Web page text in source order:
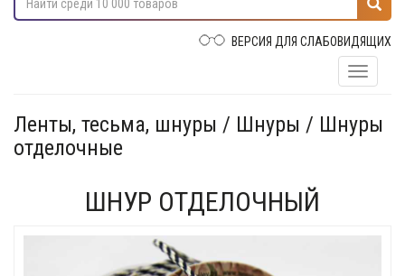
ВЕРСИЯ ДЛЯ СЛАБОВИДЯЩИХ
Ленты, тесьма, шнуры / Шнуры / Шнуры
отделочные
ШНУР ОТДЕЛОЧНЫЙ